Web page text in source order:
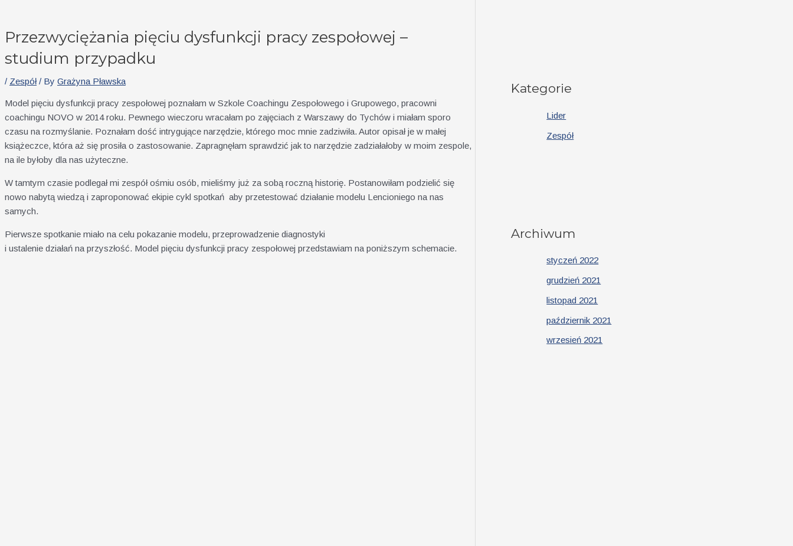
Przezwyciężania pięciu dysfunkcji pracy zespołowej –
studium przypadku
/ Zespół/ By Grażyna Pławska
Model pięciu dysfunkcji pracy zespołowej poznałam w Szkole Coachingu Zespołowego i Grupowego, pracowni
coachingu NOVO w 2014 roku. Pewnego wieczoru wracałam po zajęciach z Warszawy do Tychów i miałam sporo
czasu na rozmyślanie. Poznałam dość intrygujące narzędzie, którego moc mnie zadziwiła. Autor opisał je w małej
książeczce, która aż się prosiła o zastosowanie. Zapragnęłam sprawdzić jak to narzędzie zadziałałoby w moim zespole,
na ile byłoby dla nas użyteczne.
W tamtym czasie podlegał mi zespół ośmiu osób, mieliśmy już za sobą roczną historię. Postanowiłam podzielić się
nowo nabytą wiedzą i zaproponować ekipie cykl spotkań aby przetestować działanie modelu Lencioniego na nas
samych.
Pierwsze spotkanie miało na celu pokazanie modelu, przeprowadzenie diagnostyki
i ustalenie działań na przyszłość. Model pięciu dysfunkcji pracy zespołowej przedstawiam na poniższym schemacie.
Kategorie
Lider
Zespół
Archiwum
styczeń 2022
grudzień 2021
listopad 2021
październik 2021
wrzesień 2021